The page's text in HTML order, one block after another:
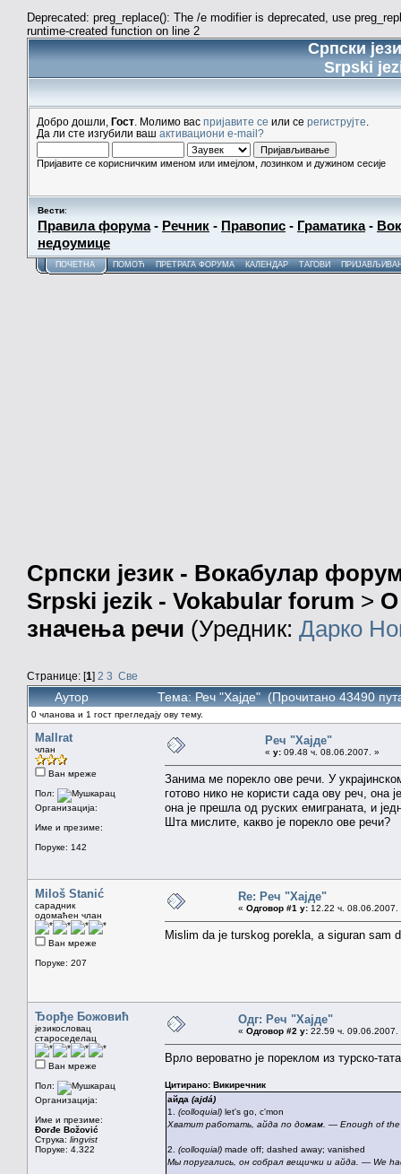
Deprecated: preg_replace(): The /e modifier is deprecated, use
runtime-created function on line 2
Српски
Srpski
Добро дошли, Гост . Молимо вас пријавите се или се региструјте
Да ли сте изгубили ваш активациони e-mail?
Пријавите се корисничким именом или имејлом, лозинком и дужином сесије
Вести:
Правила форума- Речник - Правопис - Граматика-
недоумице
ПОЧЕТНА ПОМОЋ ПРЕТРАГА ФОРУМА КАЛЕНДАР ТАГОВИ
Српски језик - Вокабулар
Srpski jezik - Vokabular forum > О
значења речи (Уредник: Дарко
Странице: [1] 2 3 Све
Аутор Тема: Реч "Хајде" (Прочитано 43490
0 чланова и 1 гост прегледају ову тему.
Mallrat
члан
Ван мреже
Пол:
Организација:
Име и презиме:
Поруке: 142
Реч "Хајде"
« у: 09.48 ч. 08.06.2007. »
Занима ме порекло ове речи. У
готово нико не користи сада ову реч, она
она је прешла од руских емиграната, и
Шта мислите, какво је порекло ове речи?
Miloš Stanić
сарадник
одомаћен члан
Ван мреже
Поруке: 207
Re: Реч "Хајде"
« Одговор #1 у: 12.22 ч. 08.06.2007.
Mislim da je turskog porekla, a siguran sam
Ђорђе Божовић
језикословац
староседелац
Ван мреже
Пол:
Организација:
Име и презиме:
Đorđe Božović
Струка: lingvist
Поруке: 4.322
Одг: Реч "Хајде"
« Одговор #2 у: 22.59 ч. 09.06.2007.
Врло вероватно је пореклом из турско-
Цитирано: Викиречник
айда (ajdá)
1. (colloquial) let's go, c'mon
Хватит работать, айда по домам. — Enough of the
2. (colloquial) made off; dashed away; vanished
Мы поругались, он собрал вещички и айда. — We